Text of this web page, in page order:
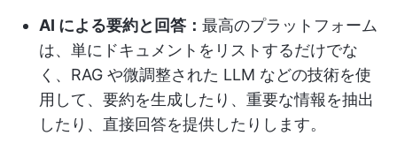
AI による要約と回答： 最高のプラットフォーム
は、単にドキュメントをリストするだけでな
く、RAG や微調整された LLM などの技術を使
用して、要約を生成したり、重要な情報を抽出
したり、直接回答を提供したりします。